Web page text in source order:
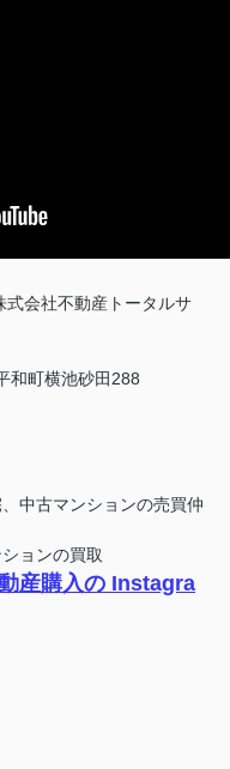
社不動産トータルサ
町横池砂田288
中古マンションの売買仲
ンの買取
産購入の Instagra